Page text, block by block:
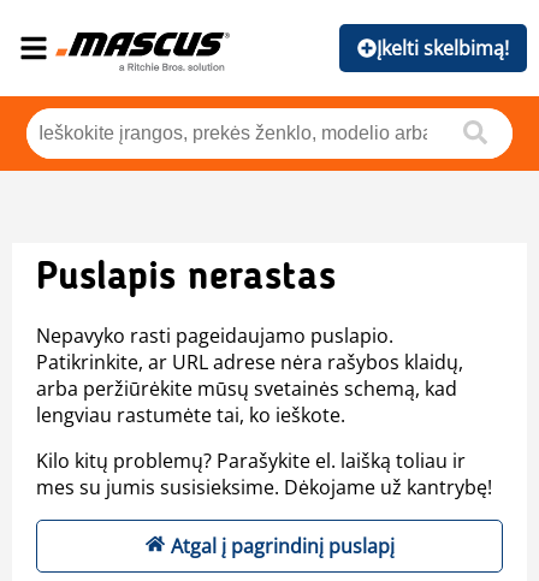
Įkelti skelbimą!
Puslapis nerastas
Nepavyko rasti pageidaujamo puslapio.
Patikrinkite, ar URL adrese nėra rašybos klaidų,
arba peržiūrėkite mūsų svetainės schemą, kad
lengviau rastumėte tai, ko ieškote.
Kilo kitų problemų? Parašykite el. laišką toliau ir
mes su jumis susisieksime. Dėkojame už kantrybę!
Atgal į pagrindinį puslapį